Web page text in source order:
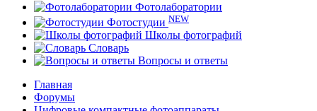
Фотолаборатории
Фотостудии NEW
Школы фотографий
Словарь
Вопросы и ответы
Главная
Форумы